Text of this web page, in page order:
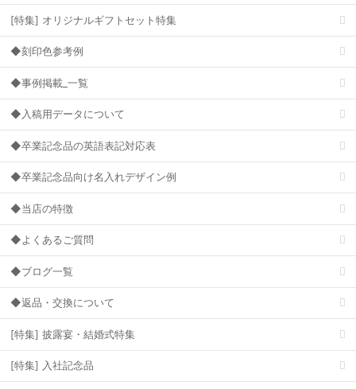
[特集] オリジナルギフトセット特集
◆刻印色参考例
◆事例掲載_一覧
◆入稿用データについて
◆卒業記念品の英語表記対応表
◆卒業記念品向け名入れデザイン例
◆当店の特徴
◆よくあるご質問
◆ブログ一覧
◆返品・交換について
[特集] 披露宴・結婚式特集
[特集] 入社記念品